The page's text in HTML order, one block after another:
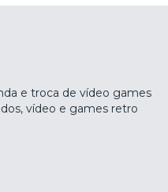
e troca de vídeo games
vídeo e games retro